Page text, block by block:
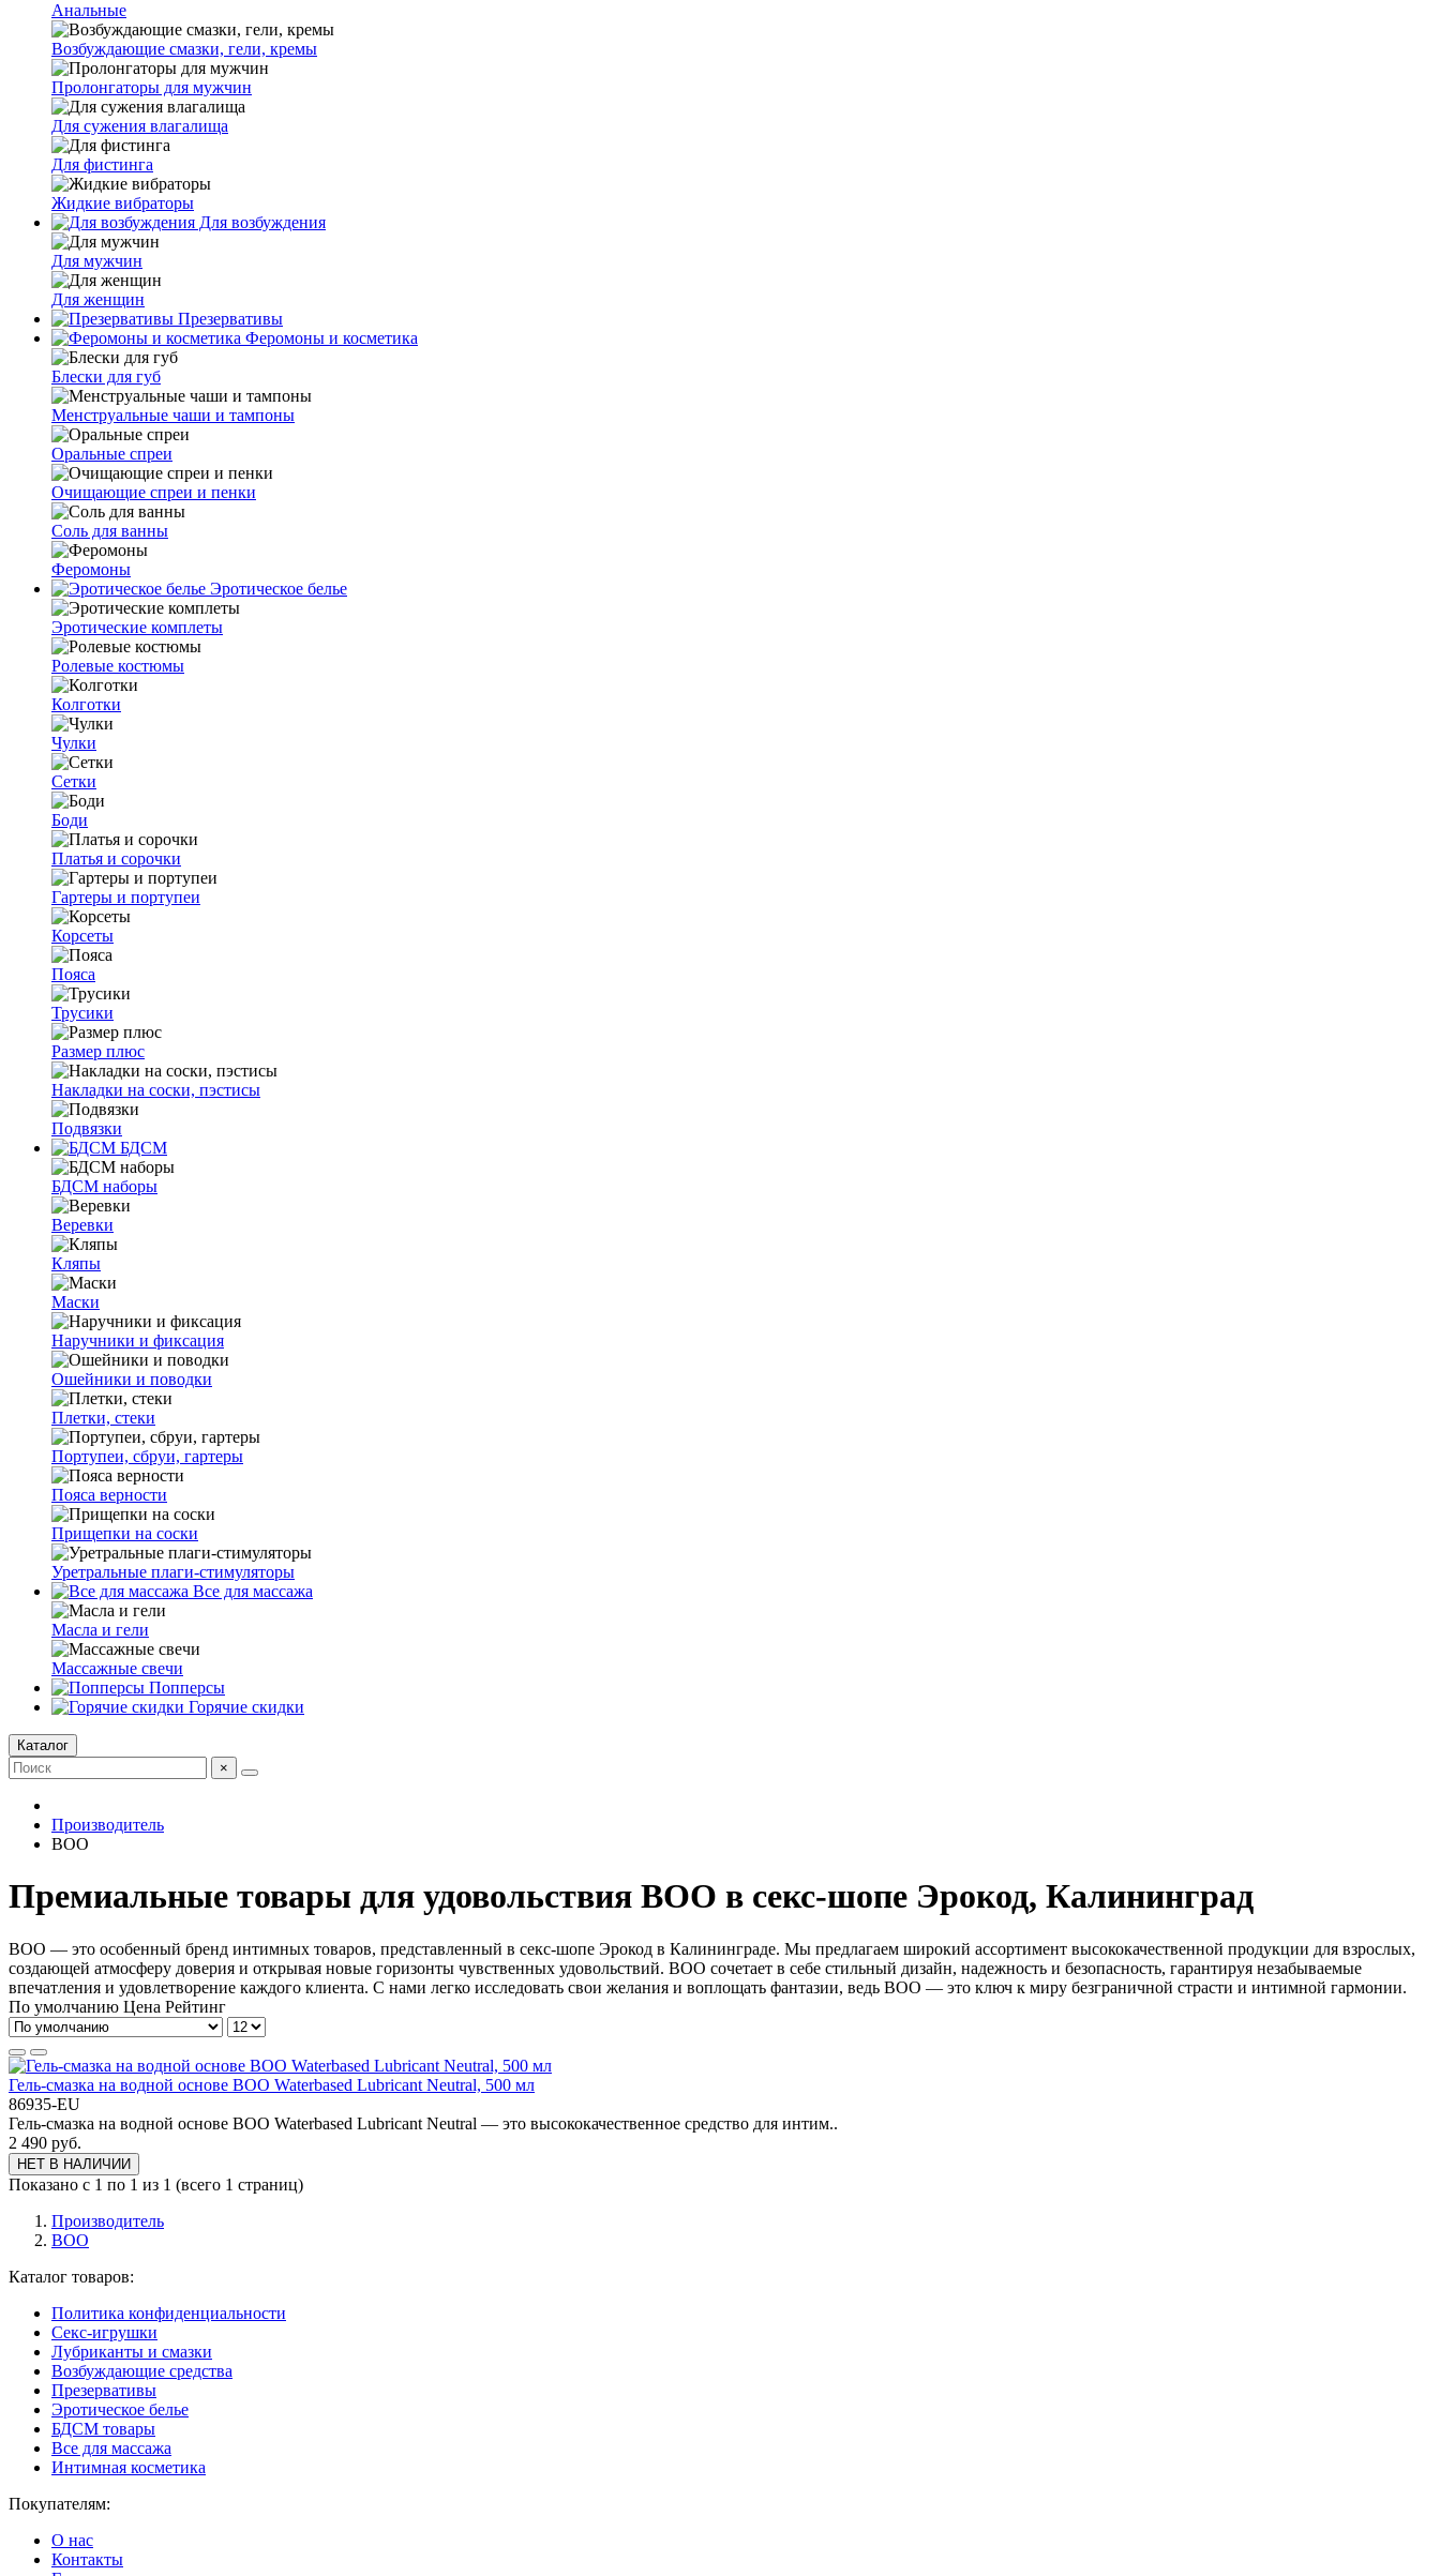
Анальные
Возбуждающие смазки, гели, кремы
Пролонгаторы для мужчин
Для сужения влагалища
Для фистинга
Жидкие вибраторы
Для возбуждения
Для мужчин
Для женщин
Презервативы
Феромоны и косметика
Блески для губ
Менструальные чаши и тампоны
Оральные спреи
Очищающие спреи и пенки
Соль для ванны
Феромоны
Эротическое белье
Эротические комплеты
Ролевые костюмы
Колготки
Чулки
Сетки
Боди
Платья и сорочки
Гартеры и портупеи
Корсеты
Пояса
Трусики
Размер плюс
Накладки на соски, пэстисы
Подвязки
БДСМ
БДСМ наборы
Веревки
Кляпы
Маски
Наручники и фиксация
Ошейники и поводки
Плетки, стеки
Портупеи, сбруи, гартеры
Пояса верности
Прищепки на соски
Уретральные плаги-стимуляторы
Все для массажа
Масла и гели
Массажные свечи
Попперсы
Горячие скидки
Каталог
×
Производитель
BOO
Премиальные товары для удовольствия BOO в секс-шопе Эрокод, Калининград
BOO — это особенный бренд интимных товаров, представленный в секс-шопе Эрокод в Калининграде. Мы предлагаем широкий ассортимент высококачественной продукции для взрослых,
создающей атмосферу доверия и открывая новые горизонты чувственных удовольствий. BOO сочетает в себе стильный дизайн, надежность и безопасность, гарантируя незабываемые
впечатления и удовлетворение каждого клиента. С нами легко исследовать свои желания и воплощать фантазии, ведь BOO — это ключ к миру безграничной страсти и интимной гармонии.
По умолчанию Цена Рейтинг
Гель-смазка на водной основе BOO Waterbased Lubricant Neutral, 500 мл
86935-EU
Гель-смазка на водной основе BOO Waterbased Lubricant Neutral — это высококачественное средство для интим..
2 490 руб.
НЕТ В НАЛИЧИИ
Показано с 1 по 1 из 1 (всего 1 страниц)
Производитель
BOO
Каталог товаров:
Политика конфиденциальности
Секс-игрушки
Лубриканты и смазки
Возбуждающие средства
Презервативы
Эротическое белье
БДСМ товары
Все для массажа
Интимная косметика
Покупателям:
О нас
Контакты